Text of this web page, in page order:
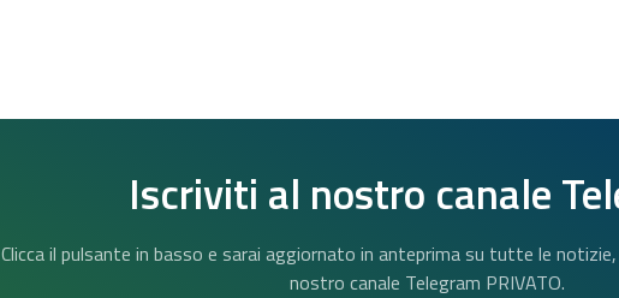
Iscriviti al nostro canale
Clicca il pulsante in basso e sarai aggiornato in anteprima su tutte le
nostro canale Telegram PRIVATO.